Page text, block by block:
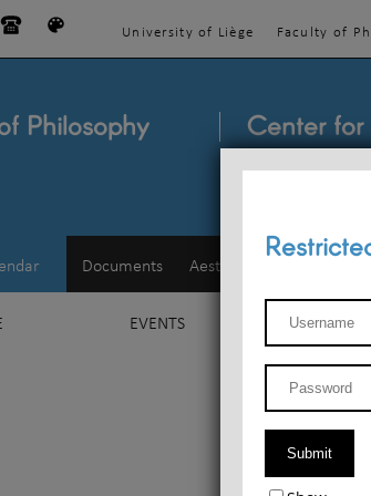
University of Liège Faculty of
Philosophy Center for
Documents Aesthetics
EVENTS TEACHINGS